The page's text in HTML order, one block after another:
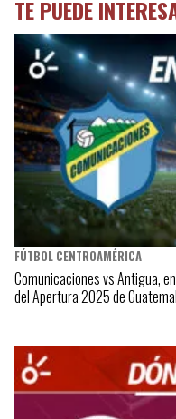
TE PUEDE
FÚTBOL CENTROAMÉRICA
Comunicaciones vs Antigua,
del Apertura 2025 de